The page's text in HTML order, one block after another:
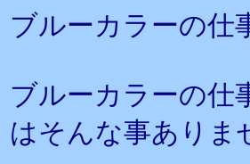
ブルーカラーの仕
ブルーカラーの仕
はそんな事ありま